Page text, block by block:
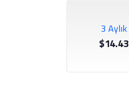
3 Aylık
$14.43